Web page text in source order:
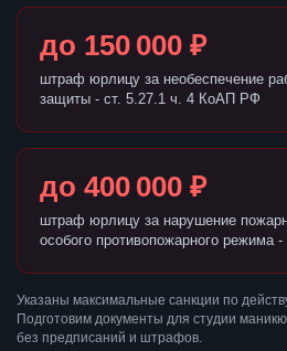
до 150 000 ₽
штраф юрлицу за необеспечение
защиты - ст. 5.27.1 ч. 4 КоАП РФ
до 400 000 ₽
штраф юрлицу за нарушение
особого противопожарного режима
Указаны максимальные санкции по
Подготовим документы для студии
без предписаний и штрафов.